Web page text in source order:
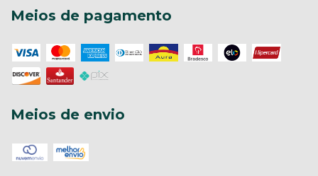
Meios de pagamento
Meios de envio